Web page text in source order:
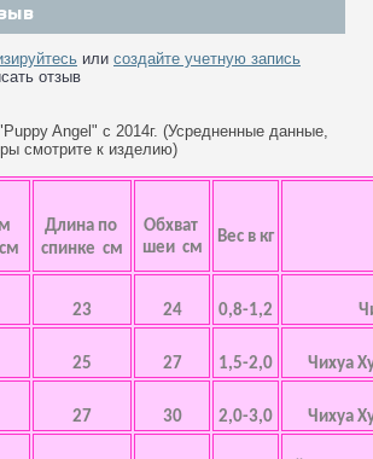
или создайте учетную запись
отзыв
Angel" с 2014г. (Усредненные данные,
смотрите к изделию)
Длина по
спинке см
Обхват
шеи см
Вес в кг
23 24 0,8-1,2
25 27 1,5-2,0 Чихуа
27 30 2,0-3,0 Чихуа